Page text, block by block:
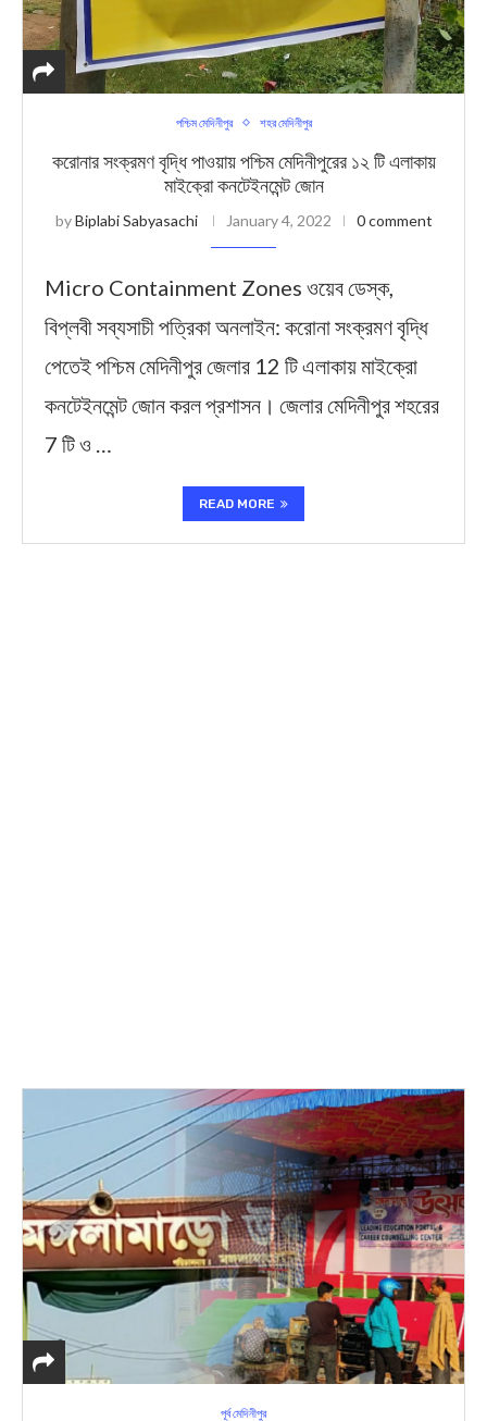
পশ্চিম মেদিনীপুর শহর মেদিনীপুর
করোনার সংক্রমণ বৃদ্ধি পাওয়ায় পশ্চিম মেদিনীপুরের ১২ টি এলাকায়
মাইক্রো কনটেইনমেন্ট জোন
byBiplabi Sabyasachi January 4, 2022 0 comment
Micro Containment Zones ওয়েব ডেস্ক,
বিপ্লবী সব্যসাচী পত্রিকা অনলাইন: করোনা সংক্রমণ বৃদ্ধি
পেতেই পশ্চিম মেদিনীপুর জেলার 12 টি এলাকায় মাইক্রো
কনটেইনমেন্ট জোন করল প্রশাসন। জেলার মেদিনীপুর শহরের
7 টি ও …
READ MORE
পূর্ব মেদিনীপুর